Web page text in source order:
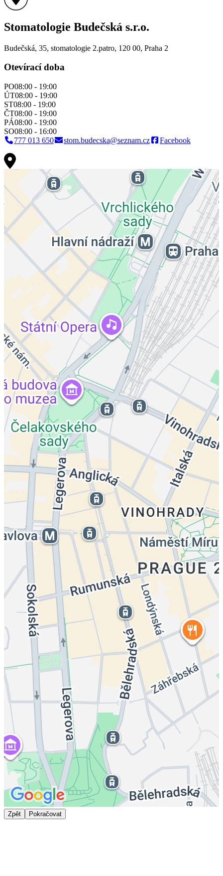
Stomatologie Budečská s.r.o.
Budečská, 35, stomatologie 2.patro, 120 00, Praha 2
Otevírací doba
PO08:00 - 19:00
ÚT08:00 - 19:00
ST08:00 - 19:00
ČT08:00 - 19:00
PÁ08:00 - 19:00
SO08:00 - 16:00
777 013 650
stom.budecska@seznam.cz Facebook
Zpět Pokračovat